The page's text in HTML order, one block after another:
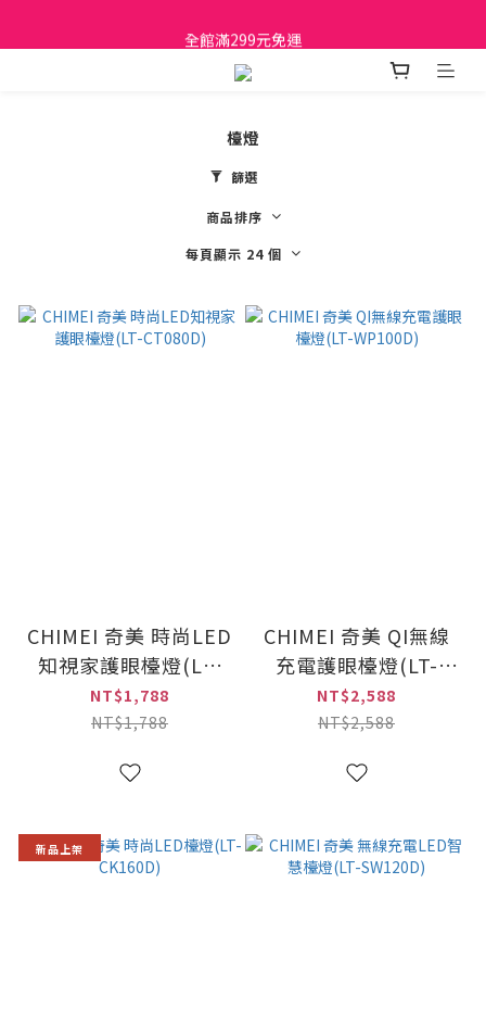
日立家電、國際牌 原廠管制價格 私訊優惠價
檯燈
篩選
商品排序
每頁顯示 24 個
CHIMEI 奇美 時尚LED
知視家護眼檯燈(LT-
CT080D)
NT$1,788
NT$1,788
CHIMEI 奇美 QI無線
充電護眼檯燈(LT-
WP100D)
NT$2,588
NT$2,588
新品上架